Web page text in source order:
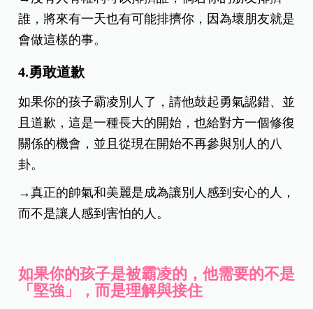
誰，將來有一天也有可能排擠你，因為壞朋友就是
會做這樣的事。
4.勇敢道歉
如果你的孩子霸凌別人了，請他鼓起勇氣認錯、並
且道歉，這是一種長大的開始，也給對方一個修復
關係的機會，並且從現在開始不再參與別人的八
卦。
→真正的帥氣和美麗是成為讓別人感到安心的人，
而不是讓人感到害怕的人。
如果你的孩子是被霸凌的，他需要的不是
「堅強」，而是理解與接住